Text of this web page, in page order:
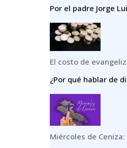
Por el padre Jorge
El costo de
¿Por qué hablar de
Miércoles de